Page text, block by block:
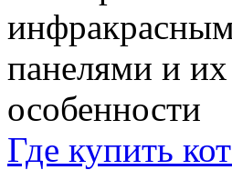
Где купить